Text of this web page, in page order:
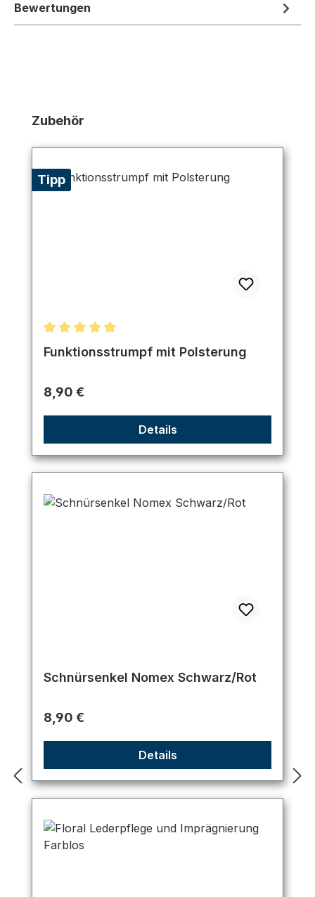
Bewertungen
Produktgalerie überspringen
Zubehör
Tipp
Durchschnittliche Bewertung von 5 von 5 Sternen
Funktionsstrumpf mit Polsterung
Regulärer Preis:
8,90 €
Details
Schnürsenkel Nomex Schwarz/Rot
Regulärer Preis:
8,90 €
Details